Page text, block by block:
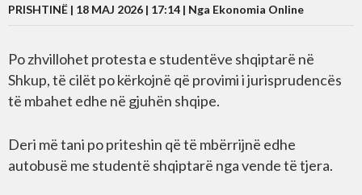
PRISHTINË | 18 MAJ 2026 | 17:14 | Nga Ekonomia Online
Po zhvillohet protesta e studentëve shqiptarë në
Shkup, të cilët po kërkojnë që provimi i jurisprudencës
të mbahet edhe në gjuhën shqipe.
Deri më tani po priteshin që të mbërrijnë edhe
autobusë me studentë shqiptarë nga vende të tjera.